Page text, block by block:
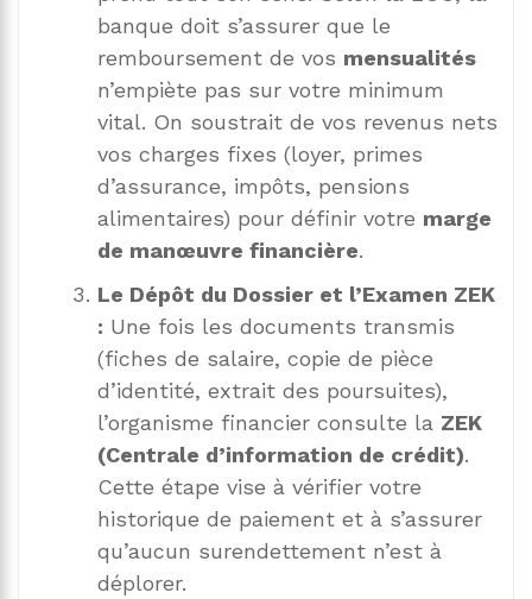
banque doit s’assurer que le
remboursement de vos mensualités
n’empiète pas sur votre minimum
vital. On soustrait de vos revenus nets
vos charges fixes (loyer, primes
d’assurance, impôts, pensions
alimentaires) pour définir votre marge
de manœuvre financière.
Le Dépôt du Dossier et l’Examen ZEK
: Une fois les documents transmis
(fiches de salaire, copie de pièce
d’identité, extrait des poursuites),
l’organisme financier consulte la ZEK
(Centrale d’information de crédit).
Cette étape vise à vérifier votre
historique de paiement et à s’assurer
qu’aucun surendettement n’est à
déplorer.